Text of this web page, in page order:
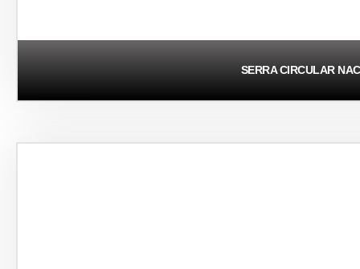
SERRA CIRCULAR